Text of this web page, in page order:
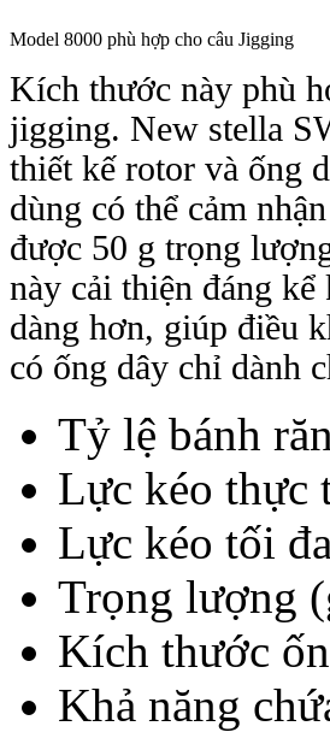
Model 8000 phù hợp cho câu Jigging
Kích thước này phù
jigging. New stella
thiết kế rotor và ống
dùng có thể cảm
được 50 g trọng
này cải thiện đáng
dàng hơn, giúp điều
có ống dây chỉ dành
Tỷ lệ bánh
Lực kéo thực
Lực kéo tối
Trọng lượng
Kích thước
Khả năng